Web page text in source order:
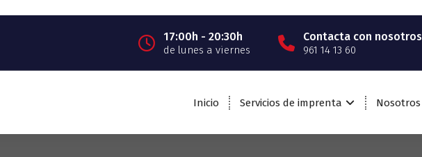
17:00h - 20:30h
de lunes a viernes
Contacta con nosotros
961 14 13 60
Inicio Servicios de imprenta Nosotros